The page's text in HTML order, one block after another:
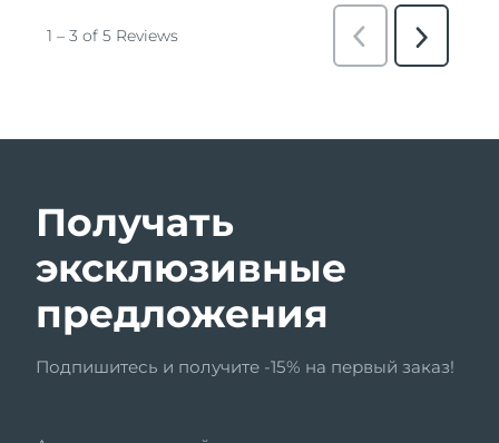
Получать
эксклюзивные
предложения
Подпишитесь и получите -15% на первый заказ!